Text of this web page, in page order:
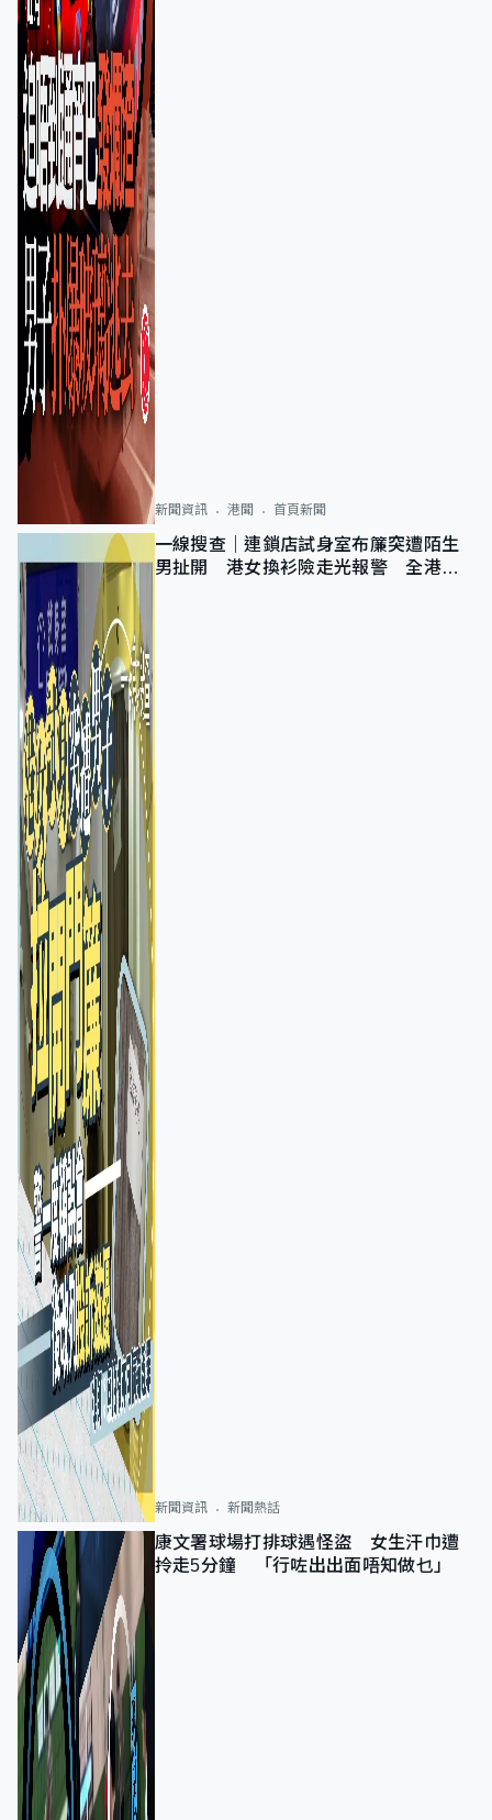
新聞資訊 港聞 首頁新聞
一線搜查｜連鎖店試身室布簾突遭陌生
男扯開 港女換衫險走光報警 全港分
新聞資訊 新聞熱話
康文署球場打排球遇怪盜 女生汗巾遭
拎走5分鐘 「行咗出出面唔知做乜」